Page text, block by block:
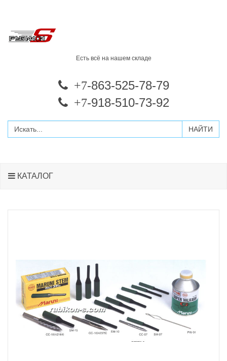
Есть всё на нашем складе
+7-863-525-78-79
+7-918-510-73-92
КАТАЛОГ